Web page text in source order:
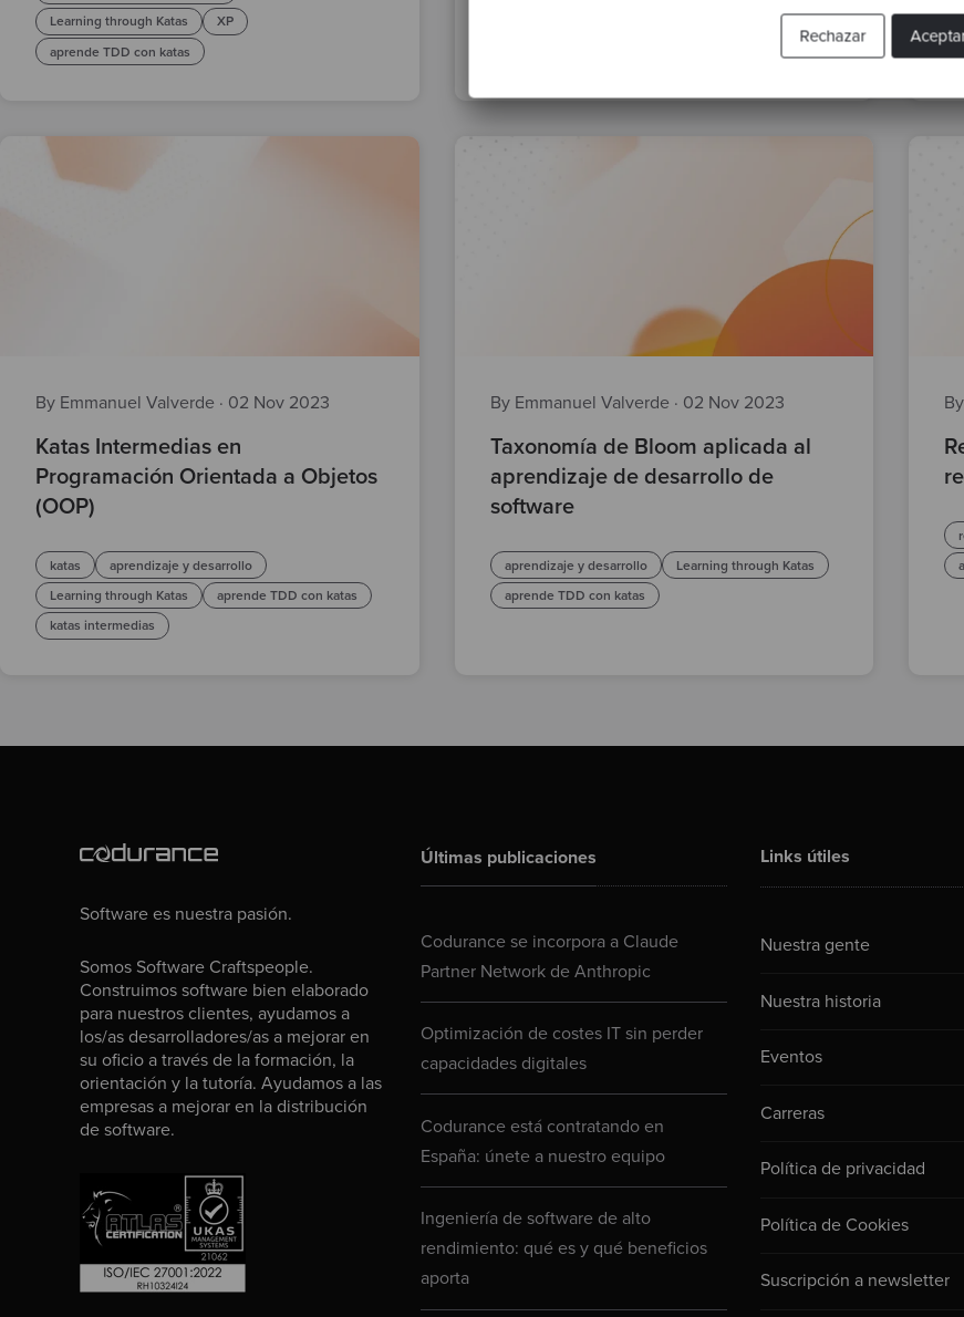
Rechazar
Learning through Katas
XP
aprende TDD con katas
aprende TDD con katas
By Emmanuel Valverde · 02 Nov 2023
Katas Intermedias en
Programación Orientada a Objetos
(OOP)
katas
aprendizaje y desarrollo
Learning through Katas
aprende TDD con katas
katas intermedias
By Emmanuel Valverde · 02 Nov 2023
Taxonomía de Bloom aplicada al
aprendizaje de desarrollo de
software
aprendizaje y desarrollo
Learning through Katas
aprende TDD con katas
Software es nuestra pasión.
Somos Software Craftspeople.
Construimos software bien elaborado
para nuestros clientes, ayudamos a
los/as desarrolladores/as a mejorar en
su oficio a través de la formación, la
orientación y la tutoría. Ayudamos a las
empresas a mejorar en la distribución
de software.
Últimas publicaciones
Codurance se incorpora a Claude
Partner Network de Anthropic
Optimización de costes IT sin perder
capacidades digitales
Codurance está contratando en
España: únete a nuestro equipo
Ingeniería de software de alto
rendimiento: qué es y qué beneficios
aporta
Links útiles
Nuestra gente
Nuestra historia
Eventos
Carreras
Política de privacidad
Política de Cookies
Suscripción a newsletter